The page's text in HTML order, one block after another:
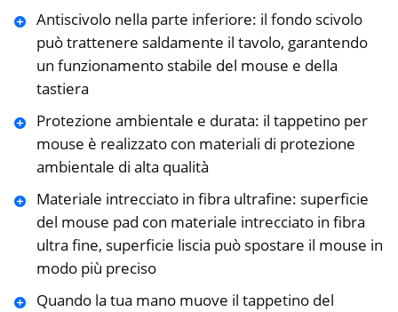
Antiscivolo nella parte inferiore: il fondo scivolo
può trattenere saldamente il tavolo, garantendo
un funzionamento stabile del mouse e della
tastiera
Protezione ambientale e durata: il tappetino per
mouse è realizzato con materiali di protezione
ambientale di alta qualità
Materiale intrecciato in fibra ultrafine: superficie
del mouse pad con materiale intrecciato in fibra
ultra fine, superficie liscia può spostare il mouse in
modo più preciso
Quando la tua mano muove il tappetino del